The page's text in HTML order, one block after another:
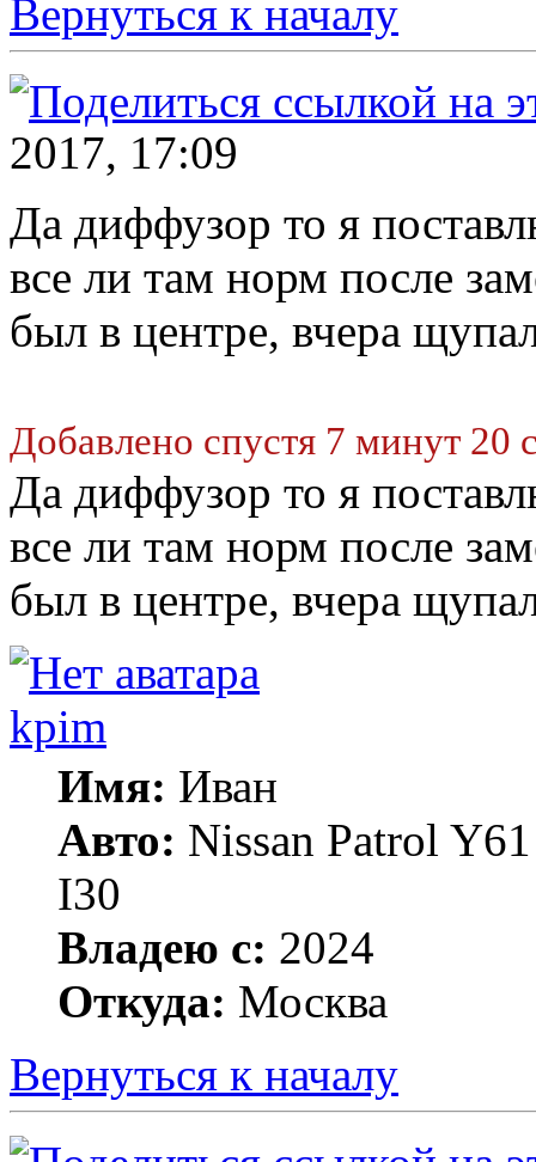
Вернуться к началу
2017, 17:09
Да диффузор то я
все ли там норм после
был в центре, вчера
Добавлено спустя 7 минут 20
Да диффузор то я
все ли там норм после
был в центре, вчера
kpim
Имя: Иван
Авто: Nissan Patrol
I30
Владею с: 2024
Откуда: Москва
Вернуться к началу